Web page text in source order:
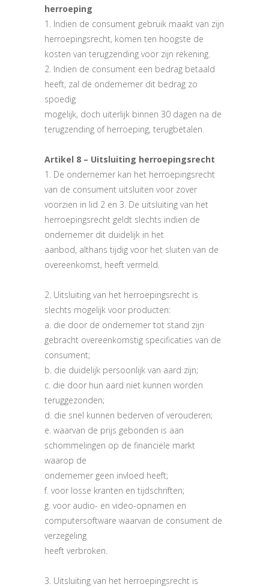
herroeping
1. Indien de consument gebruik maakt van zijn
herroepingsrecht, komen ten hoogste de
kosten van terugzending voor zijn rekening.
2. Indien de consument een bedrag betaald
heeft, zal de ondernemer dit bedrag zo
spoedig
mogelijk, doch uiterlijk binnen 30 dagen na de
terugzending of herroeping, terugbetalen.
Artikel 8 – Uitsluiting herroepingsrecht
1. De ondernemer kan het herroepingsrecht
van de consument uitsluiten voor zover
voorzien in lid 2 en 3. De uitsluiting van het
herroepingsrecht geldt slechts indien de
ondernemer dit duidelijk in het
aanbod, althans tijdig voor het sluiten van de
overeenkomst, heeft vermeld.
2. Uitsluiting van het herroepingsrecht is
slechts mogelijk voor producten:
a. die door de ondernemer tot stand zijn
gebracht overeenkomstig specificaties van de
consument;
b. die duidelijk persoonlijk van aard zijn;
c. die door hun aard niet kunnen worden
teruggezonden;
d. die snel kunnen bederven of verouderen;
e. waarvan de prijs gebonden is aan
schommelingen op de financiële markt
waarop de
ondernemer geen invloed heeft;
f. voor losse kranten en tijdschriften;
g. voor audio- en video-opnamen en
computersoftware waarvan de consument de
verzegeling
heeft verbroken.
3. Uitsluiting van het herroepingsrecht is